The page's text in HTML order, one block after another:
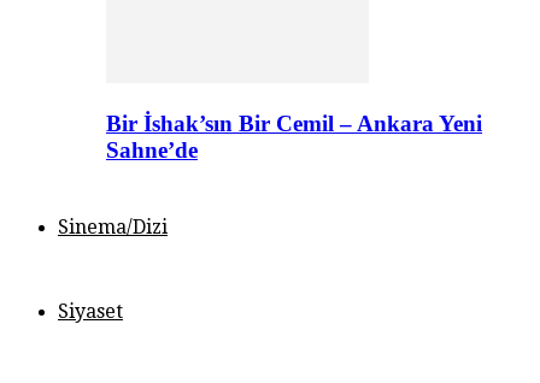
Bir İshak’sın Bir Cemil – Ankara Yeni
Sahne’de
Sinema/Dizi
Siyaset